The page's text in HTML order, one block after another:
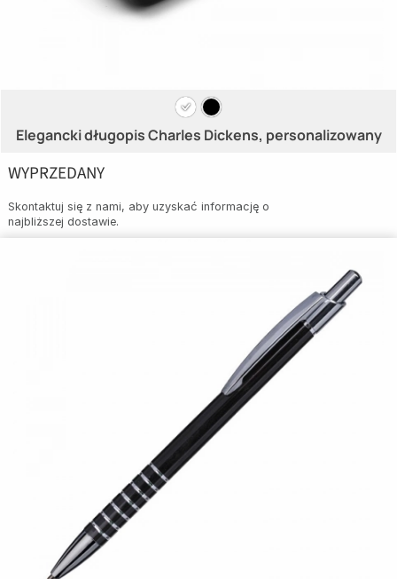
Elegancki długopis Charles Dickens, personalizowany
WYPRZEDANY
Skontaktuj się z nami, aby uzyskać informację o
najbliższej dostawie.